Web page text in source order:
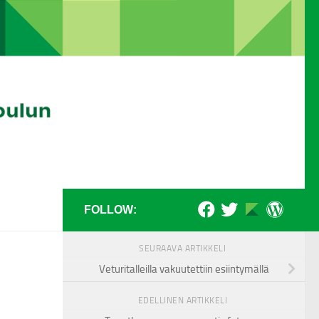
FOLLOW:
SEURAAVA ARTIKKELI
Veturitalleilla vakuutettiin esiintymällä
EDELLINEN ARTIKKELI